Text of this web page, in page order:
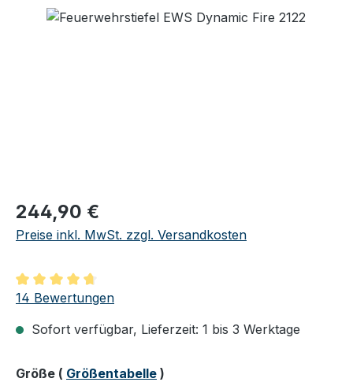
Regulärer Preis:
244,90 €
Preise inkl. MwSt. zzgl. Versandkosten
Durchschnittliche Bewertung von 4.86 von 5 Sternen
14 Bewertungen
Sofort verfügbar, Lieferzeit: 1 bis 3 Werktage
Größeauswählen
( Größentabelle )